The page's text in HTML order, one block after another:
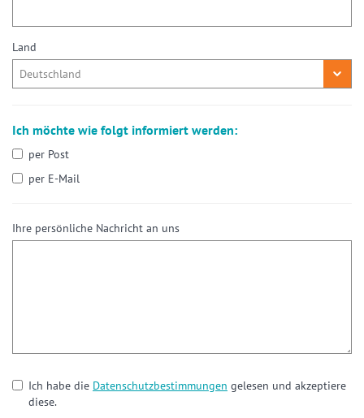
Land
Ich möchte wie folgt informiert werden:
per Post
per E-Mail
Ihre persönliche Nachricht an uns
Ich habe die Datenschutzbestimmungen gelesen und akzeptiere
diese.